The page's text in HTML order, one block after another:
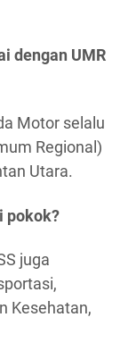
dengan UMR
Motor selalu
Regional)
Utara.
pokok?
juga
Kesehatan,